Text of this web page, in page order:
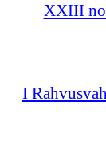
XXIII
I